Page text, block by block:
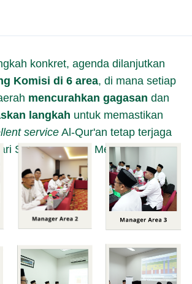
konkret, agenda dilanjutkan
Komisi di 6 area, di mana setiap
mencurahkan gagasan dan
langkah untuk memastikan
service Al-Qur'an tetap terjaga
Sabang sampai Merauke.